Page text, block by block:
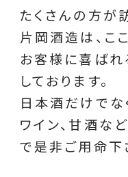
たくさんの方が
片岡酒造は、こ
お客様に喜ば
しております。
日本酒だけでな
ワイン、甘酒な
で是非ご用命下